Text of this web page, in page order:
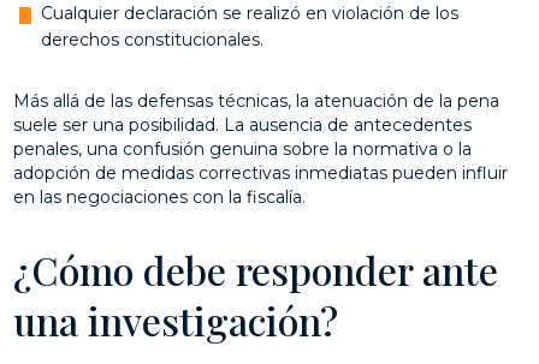
Cualquier declaración se realizó en violación de los
derechos constitucionales.
Más allá de las defensas técnicas, la atenuación de la pena
suele ser una posibilidad. La ausencia de antecedentes
penales, una confusión genuina sobre la normativa o la
adopción de medidas correctivas inmediatas pueden influir
en las negociaciones con la fiscalía.
¿Cómo debe responder ante
una investigación?